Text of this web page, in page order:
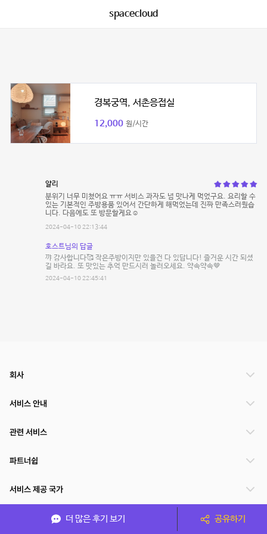
spacecloud
경복궁역, 서촌응접실
12,000 원/시간
얄리
분위기 너무 미쳤어요 ㅠㅠ 서비스 과자도 넘 맛나게 먹었구요. 요리할 수
있는 기본적인 주방용품 있어서 간단하게 해먹었는데 진짜 만족스러웠습
니다. 다음에도 또 방문할게요☺️
2024-04-10 22:13:44
호스트님의 답글
꺄 감사합니다🥰 작은주방이지만 있을건 다 있답니다! 즐거운 시간 되셨
길 바라요. 또 맛있는 추억 만드시러 놀러오세요. 약속약속🤎
2024-04-10 22:45:41
더 많은 후기 보기 공유하기
회사
서비스 안내
관련 서비스
파트너쉽
서비스 제공 국가